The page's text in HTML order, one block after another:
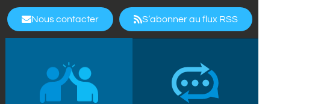
Nous contacter S’abonner au flux RSS